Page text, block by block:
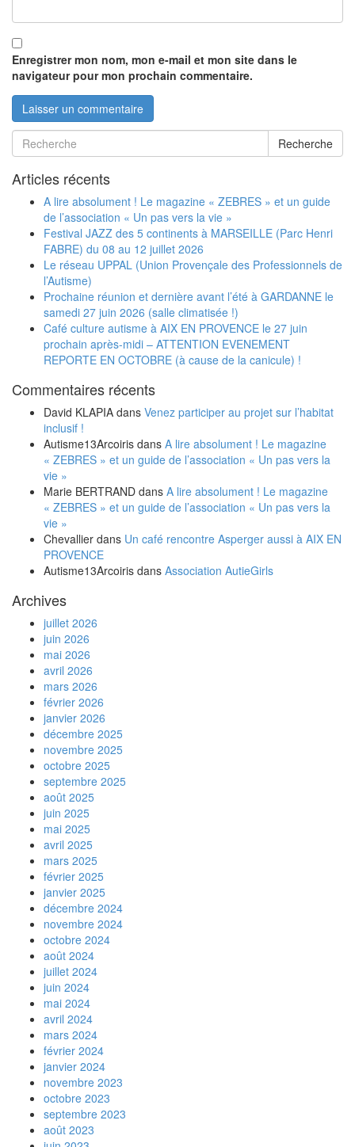
Enregistrer mon nom, mon e-mail et mon site dans le
navigateur pour mon prochain commentaire.
Recherche
Articles récents
A lire absolument ! Le magazine « ZEBRES » et un guide
de l’association « Un pas vers la vie »
Festival JAZZ des 5 continents à MARSEILLE (Parc Henri
FABRE) du 08 au 12 juillet 2026
Le réseau UPPAL (Union Provençale des Professionnels de
l’Autisme)
Prochaine réunion et dernière avant l’été à GARDANNE le
samedi 27 juin 2026 (salle climatisée !)
Café culture autisme à AIX EN PROVENCE le 27 juin
prochain après-midi – ATTENTION EVENEMENT
REPORTE EN OCTOBRE (à cause de la canicule) !
Commentaires récents
David KLAPIA dans Venez participer au projet sur l’habitat
inclusif !
Autisme13Arcoiris dans A lire absolument ! Le magazine
« ZEBRES » et un guide de l’association « Un pas vers la
vie »
Marie BERTRAND dans A lire absolument ! Le magazine
« ZEBRES » et un guide de l’association « Un pas vers la
vie »
Chevallier dans Un café rencontre Asperger aussi à AIX EN
PROVENCE
Autisme13Arcoiris dans Association AutieGirls
Archives
juillet 2026
juin 2026
mai 2026
avril 2026
mars 2026
février 2026
janvier 2026
décembre 2025
novembre 2025
octobre 2025
septembre 2025
août 2025
juin 2025
mai 2025
avril 2025
mars 2025
février 2025
janvier 2025
décembre 2024
novembre 2024
octobre 2024
août 2024
juillet 2024
juin 2024
mai 2024
avril 2024
mars 2024
février 2024
janvier 2024
novembre 2023
octobre 2023
septembre 2023
août 2023